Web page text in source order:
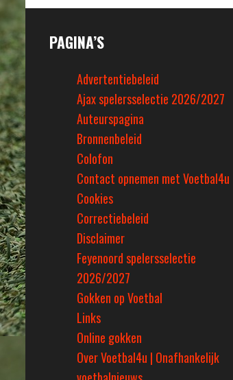
PAGINA’S
Advertentiebeleid
Ajax spelersselectie 2026/2027
Auteurspagina
Bronnenbeleid
Colofon
Contact opnemen met Voetbal4u
Cookies
Correctiebeleid
Disclaimer
Feyenoord spelersselectie
2026/2027
Gokken op Voetbal
Links
Online gokken
Over Voetbal4u | Onafhankelijk